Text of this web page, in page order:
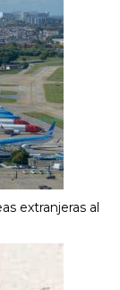
extranjeras al